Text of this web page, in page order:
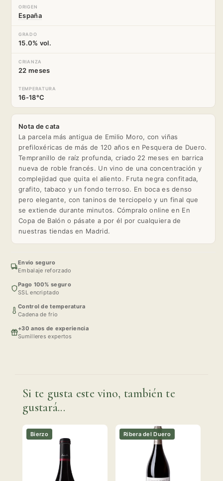
ORIGEN
España
GRADO
15.0% vol.
CRIANZA
22 meses
TEMPERATURA
16-18°C
Nota de cata
La parcela más antigua de Emilio Moro, con viñas
prefiloxéricas de más de 120 años en Pesquera de Duero.
Tempranillo de raíz profunda, criado 22 meses en barrica
nueva de roble francés. Un vino de una concentración y
complejidad que quita el aliento. Fruta negra confitada,
grafito, tabaco y un fondo terroso. En boca es denso
pero elegante, con taninos de terciopelo y un final que
se extiende durante minutos. Cómpralo online en En
Copa de Balón o pásate a por él por cualquiera de
nuestras tiendas en Madrid.
Envio seguro
Embalaje reforzado
Pago 100% seguro
SSL encriptado
Control de temperatura
Cadena de frio
+30 anos de experiencia
Sumilleres expertos
Si te gusta este vino, también te
gustará...
Bierzo Ribera del Duero